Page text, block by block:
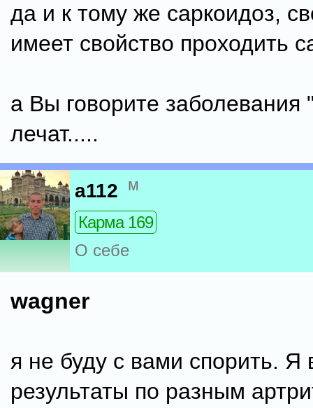
да и к тому же саркоидоз,
имеет свойство проходить
а Вы говорите заболевания
лечат.....
a112 м
Карма 169
О себе
wagner
я не буду с вами спорить. Я
результаты по разным